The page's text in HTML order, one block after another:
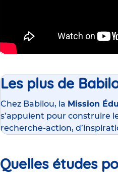
Les plus de
Chez Babilou, la Mission
s’appuient pour construire
recherche-action,
Quelles études